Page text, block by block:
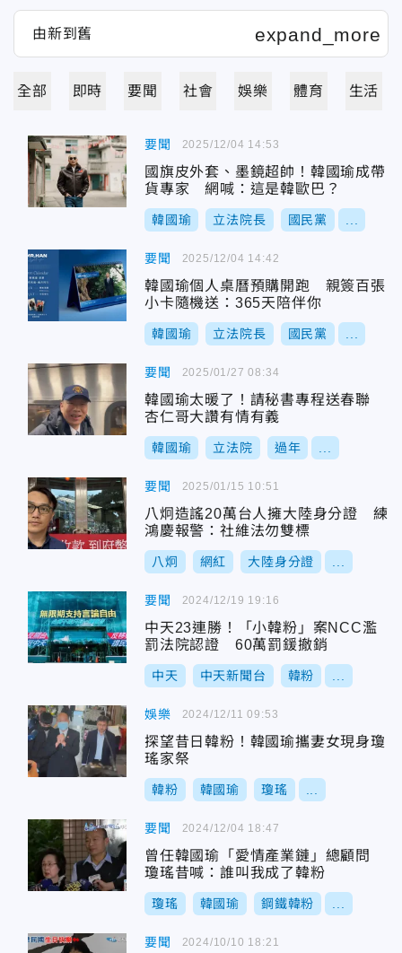
全部 即時 要聞 社會 娛樂 體育 生活
要聞
國旗皮外套、墨鏡超帥！韓國瑜成帶
貨專家 網喊：這是韓歐巴？
韓國瑜 立法院長 國民黨
2025/12/04 14:53
要聞
韓國瑜個人桌曆預購開跑 親簽百張
小卡隨機送：365天陪伴你
韓國瑜 立法院長 國民黨
2025/12/04 14:42
要聞
韓國瑜太暖了！請秘書專程送春聯
杏仁哥大讚有情有義
韓國瑜 立法院 過年
2025/01/27 08:34
要聞
八炯造謠20萬台人擁大陸身分證 練
鴻慶報警：社維法勿雙標
八炯 網紅 大陸身分證
2025/01/15 10:51
要聞
中天23連勝！「小韓粉」案NCC濫
罰法院認證 60萬罰鍰撤銷
中天 中天新聞台 韓粉
2024/12/19 19:16
娛樂
探望昔日韓粉！韓國瑜攜妻女現身瓊
瑤家祭
韓粉 韓國瑜 瓊瑤
2024/12/11 09:53
要聞
曾任韓國瑜「愛情產業鏈」總顧問
瓊瑤昔喊：誰叫我成了韓粉
瓊瑤 韓國瑜 鋼鐵韓粉
2024/12/04 18:47
要聞 2024/10/10 18:21